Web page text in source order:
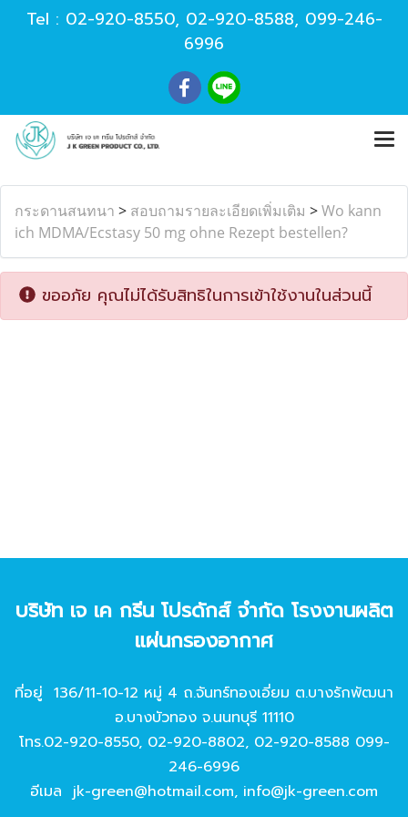
Tel : 02-920-8550, 02-920-8588, 099-246-
6996
กระดานสนทนา > สอบถามรายละเอียดเพิ่มเติม >Wo kann
ich MDMA/Ecstasy 50 mg ohne Rezept bestellen?
ขออภัย คุณไม่ได้รับสิทธิในการเข้าใช้งานในส่วนนี้
บริษัท เจ เค กรีน โปรดักส์ จํากัด โรงงานผลิต
แผ่นกรองอากาศ
ที่อยู่ 136/11-10-12 หมู่ 4 ถ.จันทร์ทองเอี่ยม ต.บางรักพัฒนา
อ.บางบัวทอง จ.นนทบุรี 11110
โทร.02-920-8550, 02-920-8802, 02-920-8588 099-
246-6996
อีเมล jk-green@hotmail.com, info@jk-green.com